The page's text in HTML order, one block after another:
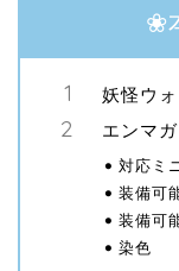
❀
妖怪ウ
エンマ
対応ミ
装備可
装備可
染色